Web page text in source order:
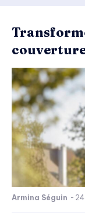
Armina Séguin -